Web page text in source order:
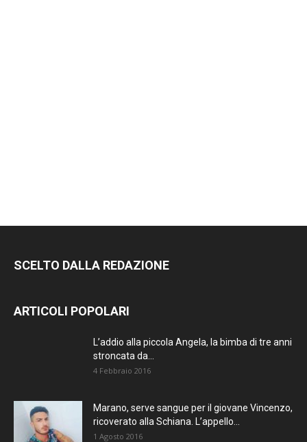
SCELTO DALLA REDAZIONE
ARTICOLI POPOLARI
L’addio alla piccola Angela, la bimba di tre anni
stroncata da...
4 Febbraio 2016
Marano, serve sangue per il giovane Vincenzo,
ricoverato alla Schiana. L’appello...
1 Agosto 2016